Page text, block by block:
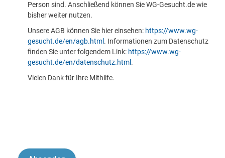
Person sind. Anschließend können Sie WG-Gesucht.de wie
bisher weiter nutzen.
Unsere AGB können Sie hier einsehen: https://www.wg-
gesucht.de/en/agb.html . Informationen zum Datenschutz
finden Sie unter folgendem Link: https://www.wg-
gesucht.de/en/datenschutz.html .
Vielen Dank für Ihre Mithilfe.